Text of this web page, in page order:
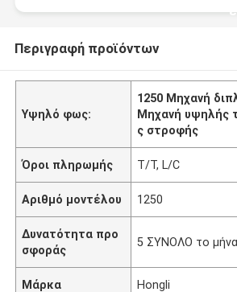
Περιγραφή προϊόντων
Υψηλό φως:
1250 Μηχανή
Μηχανή υψηλής
ς στροφής
Όροι πληρωμής T/T, L/C
Αριθμό μοντέλου 1250
Δυνατότητα προ
σφοράς
5 ΣΥΝΟΛΟ το μήνα
Μάρκα Hongli